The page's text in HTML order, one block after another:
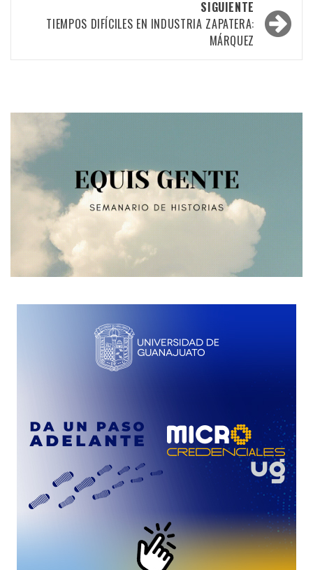
entradas
SIGUIENTE
TIEMPOS DIFÍCILES EN INDUSTRIA ZAPATERA:
MÁRQUEZ